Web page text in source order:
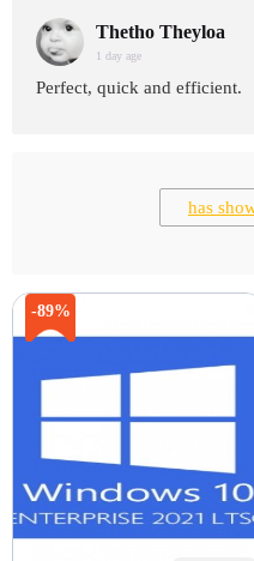
Thetho Theyloa
1 day age
Perfect, quick and efficient.
has
-89%